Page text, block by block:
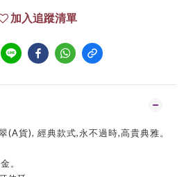
加入追蹤清單
(A貨), 經典款式,永不過時,高貴典雅。
。